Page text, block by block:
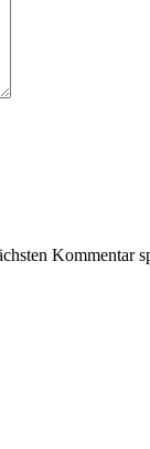
Kommentar